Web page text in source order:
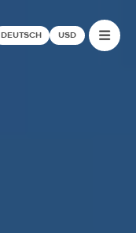
DEUTSCH USD